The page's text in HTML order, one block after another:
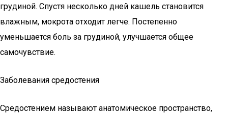
грудиной. Спустя несколько дней кашель становится
влажным, мокрота отходит легче. Постепенно
уменьшается боль за грудиной, улучшается общее
самочувствие.
Заболевания средостения
Средостением называют анатомическое пространство,